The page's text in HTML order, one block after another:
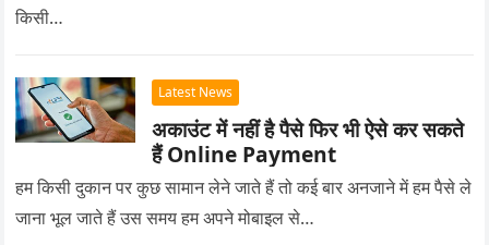
किसी…
Latest News
अकाउंट में नहीं है पैसे फिर भी ऐसे कर सकते
हैं Online Payment
हम किसी दुकान पर कुछ सामान लेने जाते हैं तो कई बार अनजाने में हम पैसे ले
जाना भूल जाते हैं उस समय हम अपने मोबाइल से…